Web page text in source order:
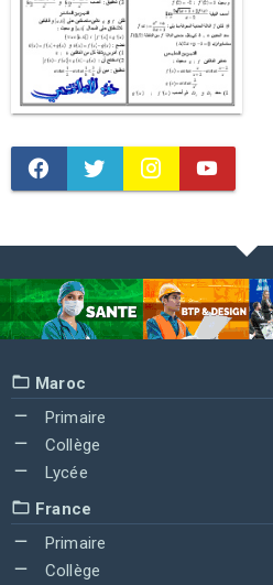
Maroc
Primaire
Collège
Lycée
France
Primaire
Collège